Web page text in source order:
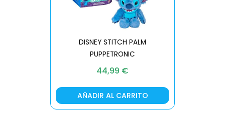
DISNEY STITCH PALM
PUPPETRONIC
44,99 €
AÑADIR AL CARRITO